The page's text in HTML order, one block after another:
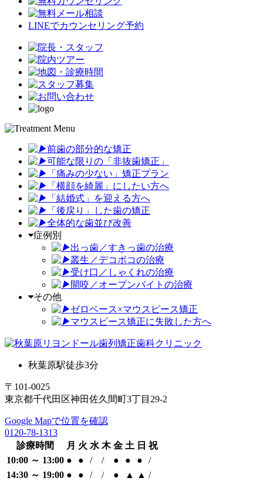
LINEでカウンセリング予約
前歯の部分的な矯正
可能な限りの「非抜歯矯正 」
「 痛みの少ない」矯正プラン
「 横顔を綺麗」にしたい方へ
「 結婚式」を迎える方へ
「 後戻り」した歯の矯正
全体的な歯並び改善
症例別
出っ歯／すきっ歯の治療
叢生／デコボコの治療
受け口／しゃくれの治療
開咬／オープンバイトの治療
その他
ゼロベース×マウスピース矯正
マウスピース矯正に失敗した方へ
秋葉原駅徒歩3分
〒101-0025
東京都千代田区神田佐久間町3丁目29-2
Google Mapで位置を確認
0120-78-1313
診療時間
月 火 水 木 金 土 日 祝
10:00 ～ 13:00 ● ● / / ● ● ●
/
14:30 ～ 19:00 ● ● / / ● ▲ ▲ /